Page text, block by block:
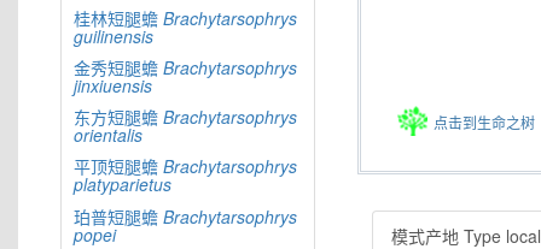
桂林短腿蟾 Brachytarsophrys
guilinensis
金秀短腿蟾 Brachytarsophrys
jinxiuensis
东方短腿蟾 Brachytarsophrys
orientalis
平顶短腿蟾 Brachytarsophrys
platyparietus
珀普短腿蟾 Brachytarsophrys
popei
点击到生命之树
模式产地 Type